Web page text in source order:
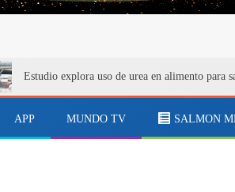
Estudio explora uso de urea en alimento para
APP MUNDO TV SALMON